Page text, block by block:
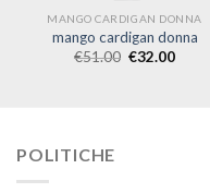
MANGO CARDIGAN DONNA
mango cardigan donna
€51.00 €32.00
POLITICHE